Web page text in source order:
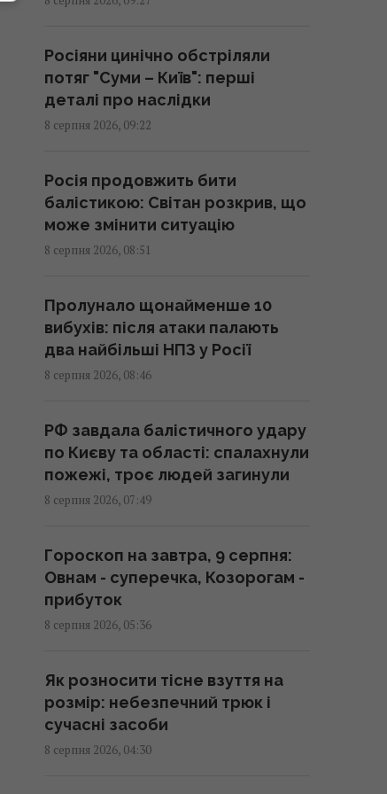
"Сміливо і мужньо": ЗМІ
розкрили, хто врятував
08:59 субота, 08 серпня 2026
Що не слід робити після вечері:
травлення
08:58 субота, 08 серпня 2026
Крауна" від Майкла Б.
Джордана
08:34 субота, 08 серпня 2026
української ППО, не залишаючи
шансу на реакцію, - CNN
08:30 субота, 08 серпня 2026
виходить просто смакота:
рецепт із гарбузовим насінням
08:30 субота, 08 серпня 2026
Росіяни цинічно обстріляли
потяг "Суми – Київ": перші
деталі про наслідки
8 серпня 2026, 09:22
Росія продовжить бити
балістикою: Світан розкрив, що
може змінити ситуацію
8 серпня 2026, 08:51
Пролунало щонайменше 10
вибухів: після атаки палають
два найбільші НПЗ у Росії
8 серпня 2026, 08:46
РФ завдала балістичного удару
по Києву та області: спалахнули
пожежі, троє людей загинули
8 серпня 2026, 07:49
Гороскоп на завтра, 9 серпня:
Овнам - суперечка, Козорогам -
прибуток
8 серпня 2026, 05:36
Як розносити тісне взуття на
розмір: небезпечний трюк і
сучасні засоби
8 серпня 2026, 04:30